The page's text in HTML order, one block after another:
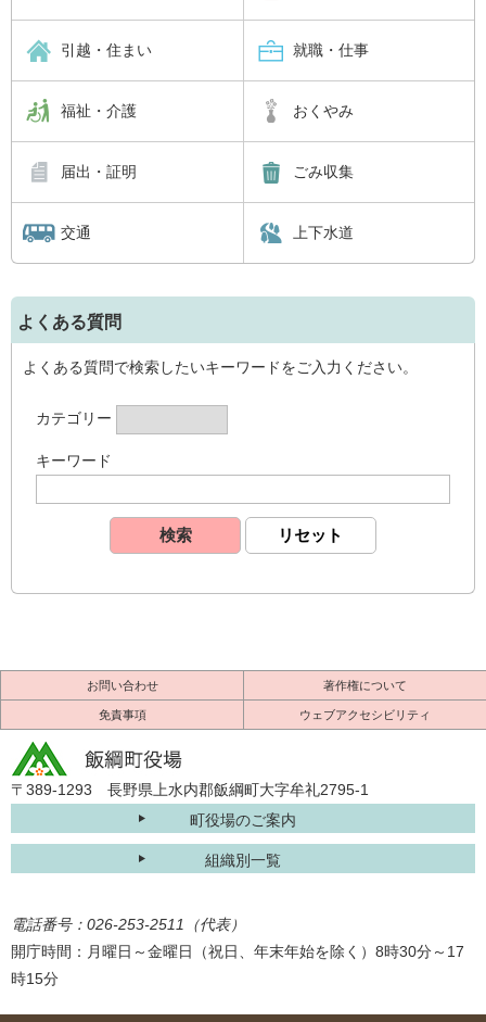
引越・住まい 就職・仕事
福祉・介護 おくやみ
届出・証明 ごみ収集
交通 上下水道
よくある質問
よくある質問で検索したいキーワードをご入力ください。
カテゴリー
キーワード
お問い合わせ 著作権について
免責事項 ウェブアクセシビリティ
〒389-1293 長野県上水内郡飯綱町大字牟礼2795-1
町役場のご案内
組織別一覧
電話番号：026-253-2511（代表）
開庁時間：月曜日～金曜日（祝日、年末年始を除く）8時30分～17
時15分